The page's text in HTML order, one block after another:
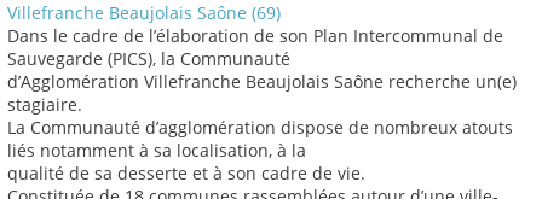
Villefranche Beaujolais Saône (69)
Dans le cadre de l’élaboration de son Plan Intercommunal de
Sauvegarde (PICS), la Communauté
d’Agglomération Villefranche Beaujolais Saône recherche un(e)
stagiaire.
La Communauté d’agglomération dispose de nombreux atouts
liés notamment à sa localisation, à la
qualité de sa desserte et à son cadre de vie.